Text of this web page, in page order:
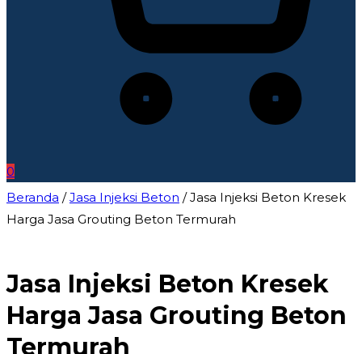
0
Beranda /Jasa Injeksi Beton / Jasa Injeksi Beton Kresek
Harga Jasa Grouting Beton Termurah
Jasa Injeksi Beton Kresek
Harga Jasa Grouting Beton
Termurah